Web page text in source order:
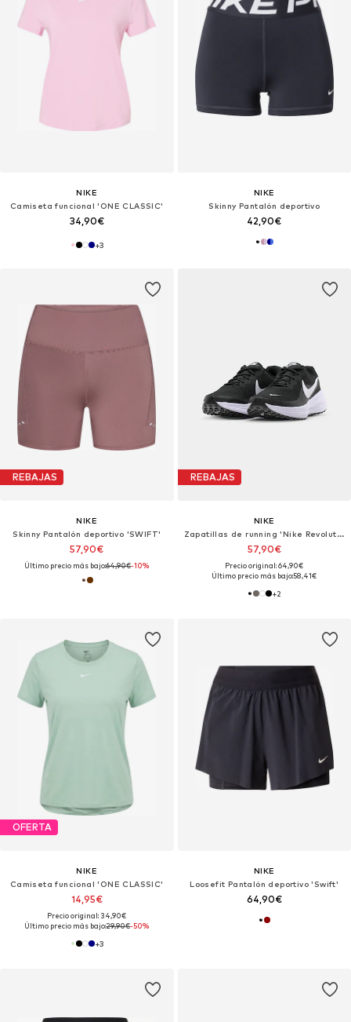
NIKE
Camiseta funcional 'ONE CLASSIC'
34,90€
+3
NIKE
Skinny Pantalón deportivo
42,90€
REBAJAS
NIKE
Skinny Pantalón deportivo 'SWIFT'
57,90€
Último precio más bajo:64,90€-10%
REBAJAS
NIKE
Zapatillas de running 'Nike Revolution 8'
57,90€
Precio original: 64,90€
Último precio más bajo:58,41€
+2
OFERTA
NIKE
Camiseta funcional 'ONE CLASSIC'
14,95€
Precio original: 34,90€
Último precio más bajo:29,90€-50%
+3
NIKE
Loosefit Pantalón deportivo 'Swift'
64,90€